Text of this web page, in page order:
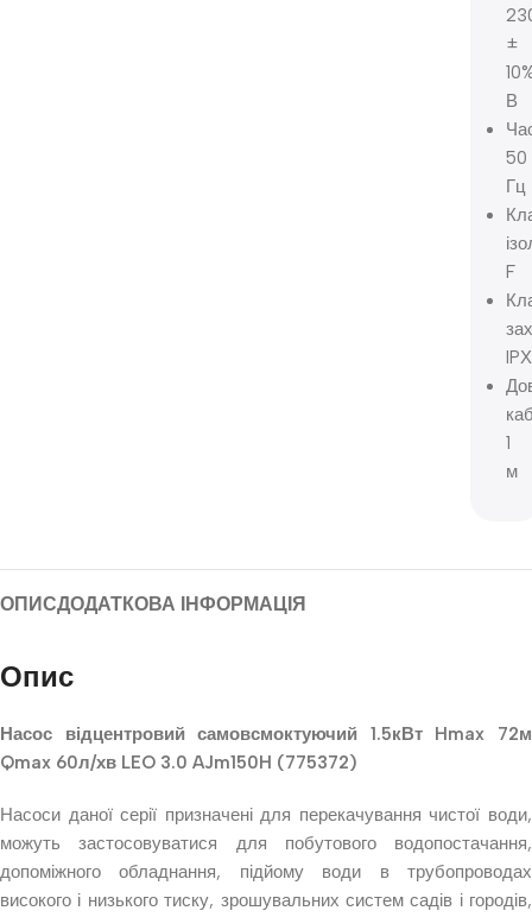
±
В
50
Гц
F
1
м
ОПИСДОДАТКОВА ІНФОРМАЦІЯ
Опис
Насос відцентровий самовсмоктуючий 1.5кВт Hmax 72м
Qmax 60л/хв LEO 3.0 AJm150H (775372)
Насоси даної серії призначені для перекачування чистої води,
можуть застосовуватися для побутового водопостачання,
допоміжного обладнання, підйому води в трубопроводах
високого і низького тиску, зрошувальних систем садів і городів,